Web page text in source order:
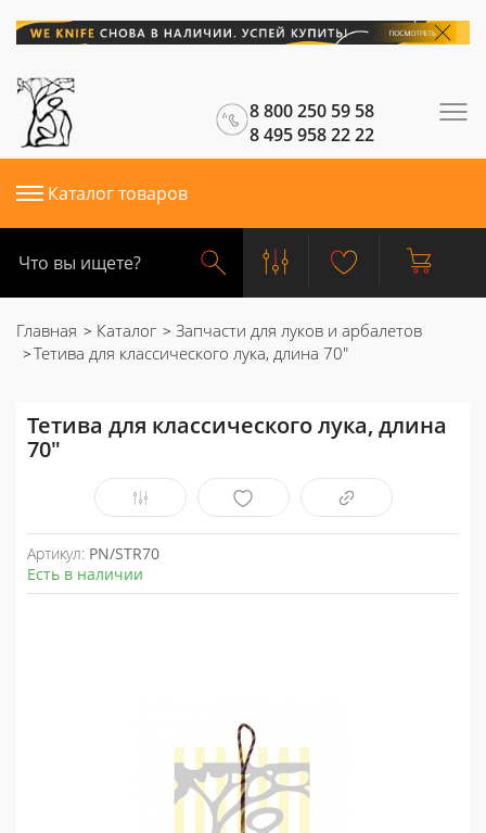
8 800 250 59 58
8 495 958 22 22
Каталог товаров
Главная Каталог
Запчасти для луков и арбалетов
Тетива для классического лука, длина 70"
Тетива для классического лука, длина
70"
Артикул: PN/STR70
Есть в наличии